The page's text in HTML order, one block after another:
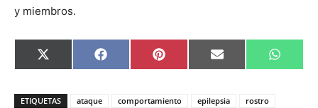
y miembros.
Compartir
en
X
(Twitter)
Compartir
en
Facebook Compartir
en
Pinterest Compartir
en
Email
en
ETIQUETAS ataque comportamiento epilepsia rostro